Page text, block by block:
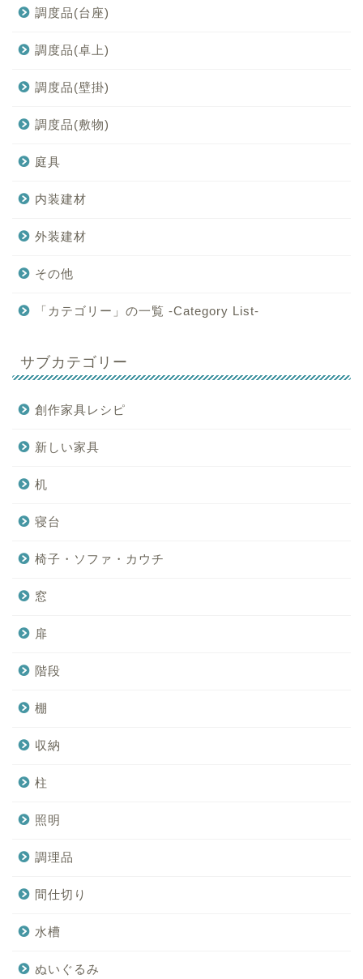
調度品(台座)
調度品(卓上)
調度品(壁掛)
調度品(敷物)
庭具
内装建材
外装建材
その他
「カテゴリー」の一覧 -Category List-
サブカテゴリー
創作家具レシピ
新しい家具
机
寝台
椅子・ソファ・カウチ
窓
扉
階段
棚
収納
柱
照明
調理品
間仕切り
水槽
ぬいぐるみ